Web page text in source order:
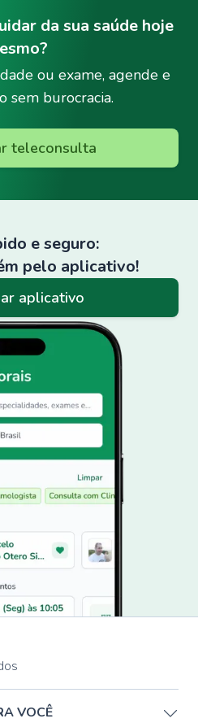
da sua saúde hoje
ou exame, agende e
sem burocracia.
teleconsulta
e seguro:
pelo aplicativo!
aplicativo
VOCÊ